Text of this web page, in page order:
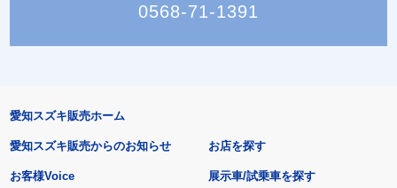
0568-71-1391
愛知スズキ販売ホーム
愛知スズキ販売からのお知らせ
お客様Voice
お店を探す
展示車/試乗車を探す